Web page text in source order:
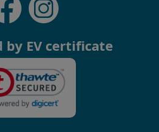
by EV certificate